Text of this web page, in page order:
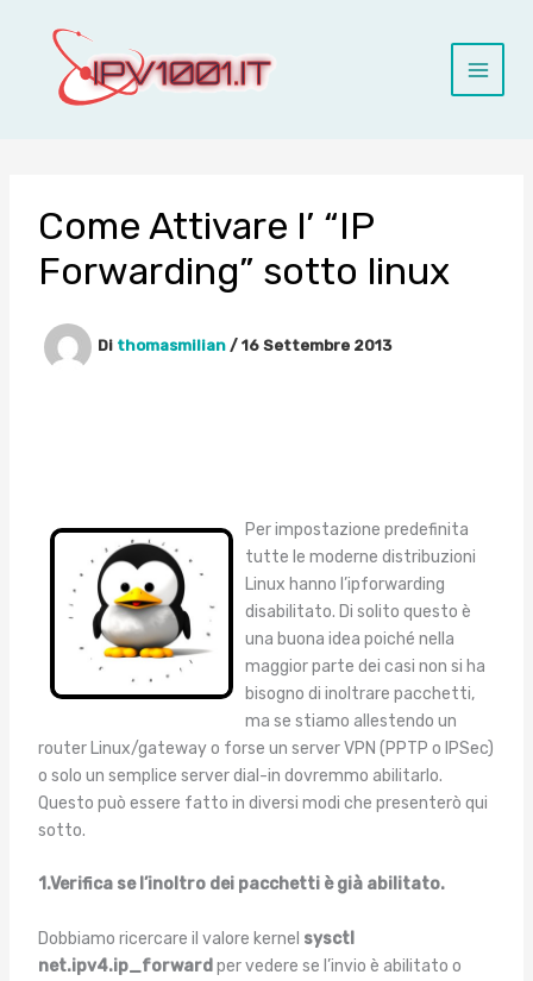
contenuto
Come Attivare l’ “IP
Forwarding” sotto linux
Di thomasmilian / 16 Settembre 2013
Per impostazione predefinita
tutte le moderne distribuzioni
Linux hanno l’ipforwarding
disabilitato. Di solito questo è
una buona idea poiché nella
maggior parte dei casi non si ha
bisogno di inoltrare pacchetti,
ma se stiamo allestendo un
router Linux/gateway o forse un server VPN (PPTP o IPSec)
o solo un semplice server dial-in dovremmo abilitarlo.
Questo può essere fatto in diversi modi che presenterò qui
sotto.
1.Verifica se l’inoltro dei pacchetti è già abilitato.
Dobbiamo ricercare il valore kernel sysctl
net.ipv4.ip_forward per vedere se l’invio è abilitato o